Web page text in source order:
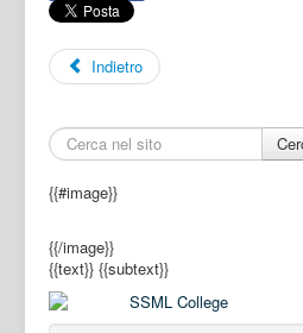
Indietro
{{#image}}
{{/image}}
{{text}} {{subtext}}